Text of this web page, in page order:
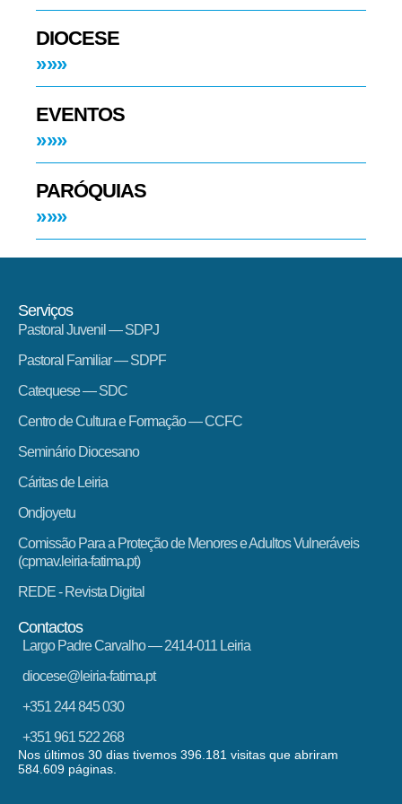
DIOCESE
»»»
EVENTOS
»»»
PARÓQUIAS
»»»
Serviços
Pastoral Juvenil — SDPJ
Pastoral Familiar — SDPF
Catequese — SDC
Centro de Cultura e Formação — CCFC
Seminário Diocesano
Cáritas de Leiria
Ondjoyetu
Comissão Para a Proteção de Menores e Adultos Vulneráveis
(cpmav.leiria-fatima.pt)
REDE - Revista Digital
Contactos
Largo Padre Carvalho — 2414-011 Leiria
diocese@leiria-fatima.pt
+351 244 845 030
+351 961 522 268
Nos últimos 30 dias tivemos 396.181 visitas que abriram
584.609 páginas.